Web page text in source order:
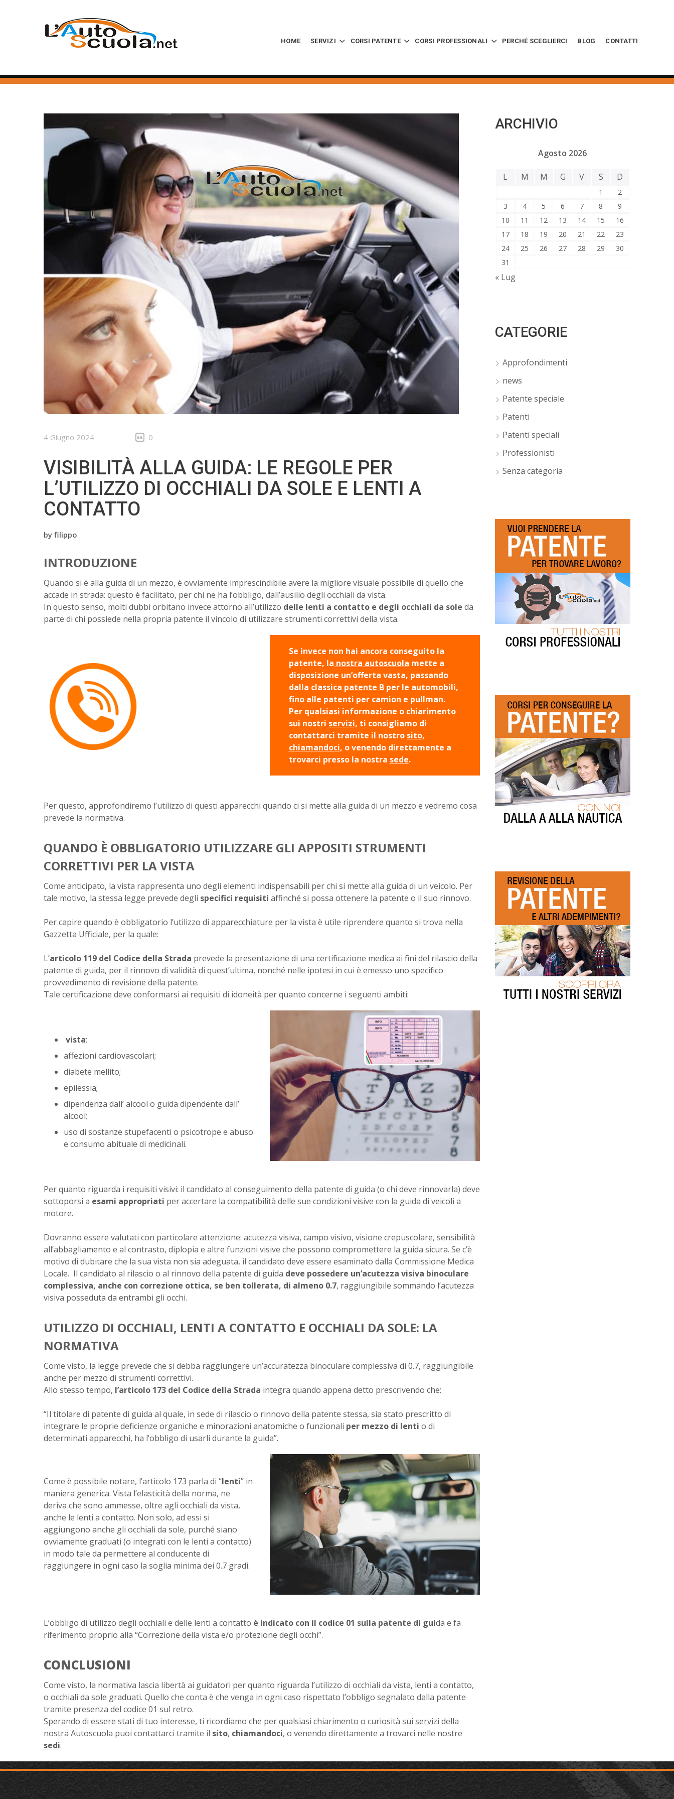
HOME SERVIZI CORSI PATENTE CORSI PROFESSIONALI PERCHÉ SCEGLIERCI BLOG CONTATTI
4 Giugno 2024 0
VISIBILITÀ ALLA GUIDA: LE REGOLE PER
L’UTILIZZO DI OCCHIALI DA SOLE E LENTI A
CONTATTO
by filippo
INTRODUZIONE
Quando si è alla guida di un mezzo, è ovviamente imprescindibile avere la migliore visuale possibile di quello che
accade in strada: questo è facilitato, per chi ne ha l’obbligo, dall’ausilio degli occhiali da vista.
In questo senso, molti dubbi orbitano invece attorno all’utilizzo delle lenti a contatto e degli occhiali da sole da
parte di chi possiede nella propria patente il vincolo di utilizzare strumenti correttivi della vista.
Se invece non hai ancora conseguito la
patente, la nostra autoscuola mette a
disposizione un’offerta vasta, passando
dalla classica patente Bper le automobili,
fino alle patenti per camion e pullman.
Per qualsiasi informazione o chiarimento
sui nostri servizi, ti consigliamo di
contattarci tramite il nostro sito,
chiamandoci, o venendo direttamente a
trovarci presso la nostra sede.
Per questo, approfondiremo l’utilizzo di questi apparecchi quando ci si mette alla guida di un mezzo e vedremo cosa
prevede la normativa.
QUANDO È OBBLIGATORIO UTILIZZARE GLI APPOSITI STRUMENTI
CORRETTIVI PER LA VISTA
Come anticipato, la vista rappresenta uno degli elementi indispensabili per chi si mette alla guida di un veicolo. Per
tale motivo, la stessa legge prevede degli specifici requisiti affinché si possa ottenere la patente o il suo rinnovo.
Per capire quando è obbligatorio l’utilizzo di apparecchiature per la vista è utile riprendere quanto si trova nella
Gazzetta Ufficiale, per la quale:
L’articolo 119 del Codice della Strada prevede la presentazione di una certificazione medica ai fini del rilascio della
patente di guida, per il rinnovo di validità di quest’ultima, nonché nelle ipotesi in cui è emesso uno specifico
provvedimento di revisione della patente.
Tale certificazione deve conformarsi ai requisiti di idoneità per quanto concerne i seguenti ambiti:
vista;
affezioni cardiovascolari;
diabete mellito;
epilessia;
dipendenza dall’ alcool o guida dipendente dall’
alcool;
uso di sostanze stupefacenti o psicotrope e abuso
e consumo abituale di medicinali.
Per quanto riguarda i requisiti visivi: il candidato al conseguimento della patente di guida (o chi deve rinnovarla) deve
sottoporsi a esami appropriati per accertare la compatibilità delle sue condizioni visive con la guida di veicoli a
motore.
Dovranno essere valutati con particolare attenzione: acutezza visiva, campo visivo, visione crepuscolare, sensibilità
all’abbagliamento e al contrasto, diplopia e altre funzioni visive che possono compromettere la guida sicura. Se c’è
motivo di dubitare che la sua vista non sia adeguata, il candidato deve essere esaminato dalla Commissione Medica
Locale. Il candidato al rilascio o al rinnovo della patente di guida deve possedere un’acutezza visiva binoculare
complessiva, anche con correzione ottica, se ben tollerata, di almeno 0.7, raggiungibile sommando l’acutezza
visiva posseduta da entrambi gli occhi.
UTILIZZO DI OCCHIALI, LENTI A CONTATTO E OCCHIALI DA SOLE: LA
NORMATIVA
Come visto, la legge prevede che si debba raggiungere un’accuratezza binoculare complessiva di 0.7, raggiungibile
anche per mezzo di strumenti correttivi.
Allo stesso tempo, l’articolo 173 del Codice della Strada integra quando appena detto prescrivendo che:
“Il titolare di patente di guida al quale, in sede di rilascio o rinnovo della patente stessa, sia stato prescritto di
integrare le proprie deficienze organiche e minorazioni anatomiche o funzionali per mezzo di lenti o di
determinati apparecchi, ha l’obbligo di usarli durante la guida”.
Come è possibile notare, l’articolo 173 parla di “lenti” in
maniera generica. Vista l’elasticità della norma, ne
deriva che sono ammesse, oltre agli occhiali da vista,
anche le lenti a contatto. Non solo, ad essi si
aggiungono anche gli occhiali da sole, purché siano
ovviamente graduati (o integrati con le lenti a contatto)
in modo tale da permettere al conducente di
raggiungere in ogni caso la soglia minima dei 0.7 gradi.
L’obbligo di utilizzo degli occhiali e delle lenti a contatto è indicato con il codice 01 sulla patente di guida e fa
riferimento proprio alla “Correzione della vista e/o protezione degli occhi”.
CONCLUSIONI
Come visto, la normativa lascia libertà ai guidatori per quanto riguarda l’utilizzo di occhiali da vista, lenti a contatto,
o occhiali da sole graduati. Quello che conta è che venga in ogni caso rispettato l’obbligo segnalato dalla patente
tramite presenza del codice 01 sul retro.
Sperando di essere stati di tuo interesse, ti ricordiamo che per qualsiasi chiarimento o curiosità sui servizi della
nostra Autoscuola puoi contattarci tramite il sito, chiamandoci, o venendo direttamente a trovarci nelle nostre
sedi.
ARCHIVIO
Agosto 2026
L M M G V S D
1
2
3
4 5 6 7 8
9
10
11 12 13 14 15
16
17
18 19 20 21 22
23
24
25 26 27 28 29
30
31
« Lug
CATEGORIE
Approfondimenti
news
Patente speciale
Patenti
Patenti speciali
Professionisti
Senza categoria